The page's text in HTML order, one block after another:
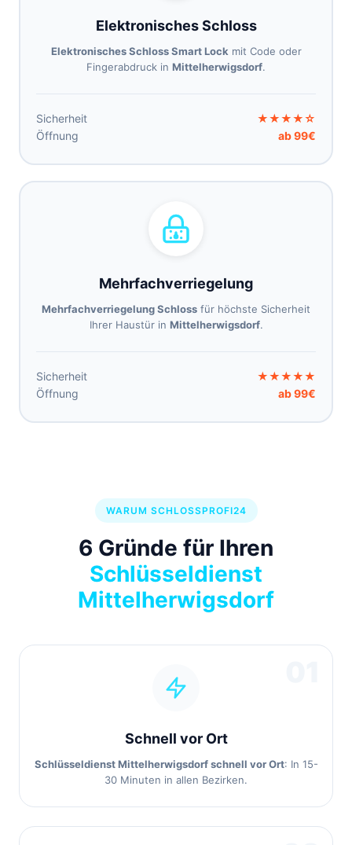
Elektronisches Schloss
Elektronisches Schloss Smart Lock mit Code oder
Fingerabdruck in Mittelherwigsdorf.
Sicherheit
★★★★☆
Öffnung
ab 99€
Mehrfachverriegelung
Mehrfachverriegelung Schloss für höchste Sicherheit
Ihrer Haustür in Mittelherwigsdorf.
Sicherheit
★★★★★
Öffnung
ab 99€
WARUM SCHLOSSPROFI24
6 Gründe für Ihren
Schlüsseldienst
Mittelherwigsdorf
Schnell vor Ort
Schlüsseldienst Mittelherwigsdorf schnell vor Ort: In 15-
30 Minuten in allen Bezirken.